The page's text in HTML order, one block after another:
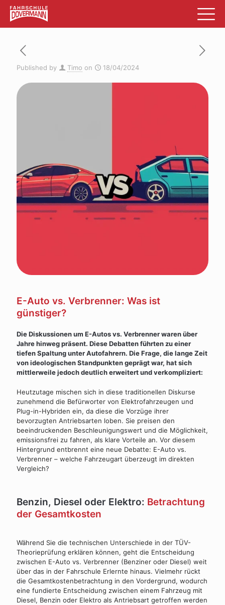
Published by Timo on 18/04/2024
E-Auto vs. Verbrenner: Was ist
günstiger?
Die Diskussionen um E-Autos vs. Verbrenner waren über
Jahre hinweg präsent. Diese Debatten führten zu einer
tiefen Spaltung unter Autofahrern. Die Frage, die lange Zeit
von ideologischen Standpunkten geprägt war, hat sich
mittlerweile jedoch deutlich erweitert und verkompliziert:
Heutzutage mischen sich in diese traditionellen Diskurse
zunehmend die Befürworter von Elektrofahrzeugen und
Plug-in-Hybriden ein, da diese die Vorzüge ihrer
bevorzugten Antriebsarten loben. Sie preisen den
beeindruckenden Beschleunigungswert und die Möglichkeit,
emissionsfrei zu fahren, als klare Vorteile an. Vor diesem
Hintergrund entbrennt eine neue Debatte: E-Auto vs.
Verbrenner – welche Fahrzeugart überzeugt im direkten
Vergleich?
Benzin, Diesel oder Elektro: Betrachtung
der Gesamtkosten
Während Sie die technischen Unterschiede in der TÜV-
Theorieprüfung erklären können, geht die Entscheidung
zwischen E-Auto vs. Verbrenner (Benziner oder Diesel) weit
über das in der Fahrschule Erlernte hinaus. Vielmehr rückt
die Gesamtkostenbetrachtung in den Vordergrund, wodurch
eine fundierte Entscheidung zwischen einem Fahrzeug mit
Diesel, Benzin oder Elektro als Antriebsart getroffen werden